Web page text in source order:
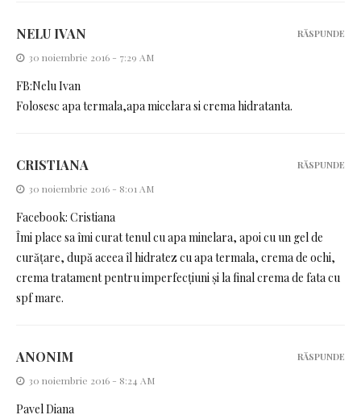
NELU IVAN
30 noiembrie 2016 - 7:29 AM
FB:Nelu Ivan
Folosesc apa termala,apa micelara si crema hidratanta.
RĂSPUNDE
CRISTIANA
30 noiembrie 2016 - 8:01 AM
Facebook: Cristiana
Îmi place sa îmi curat tenul cu apa minelara, apoi cu un gel de
curățare, după aceea îl hidratez cu apa termala, crema de ochi,
crema tratament pentru imperfecțiuni și la final crema de fata cu
spf mare.
RĂSPUNDE
ANONIM
30 noiembrie 2016 - 8:24 AM
Pavel Diana
RĂSPUNDE